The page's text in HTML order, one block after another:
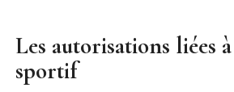
Les autorisations liées
sportif